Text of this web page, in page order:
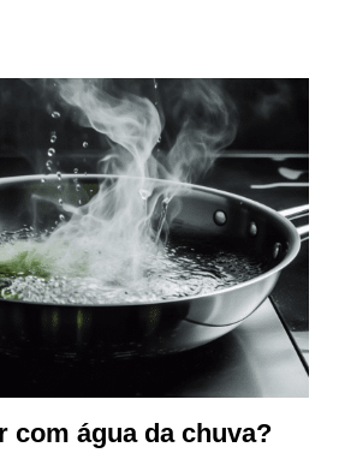
com água da chuva?